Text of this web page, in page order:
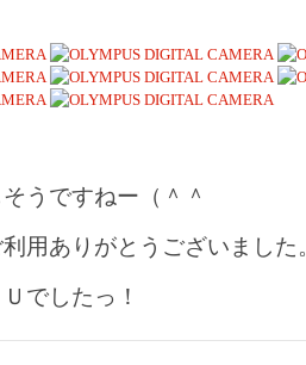
うですねー（＾＾
用ありがとうございました
でしたっ！